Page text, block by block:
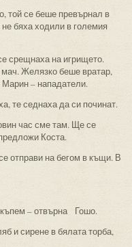
той се беше превърнал в
бяха ходили в големия
срещнаха на игрището.
Желязко беше вратар,
– нападатели.
те седнаха да си починат.
час сме там. Ще се
Коста.
отправи на бегом в къщи. В
– отвърна Гошо.
и сирене в бялата торба,